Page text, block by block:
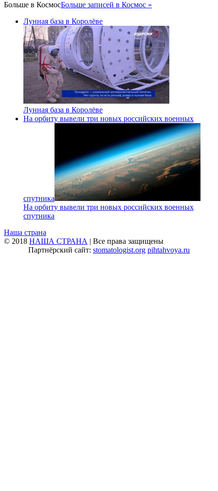
Больше в КосмосБольше записей в Космос »
Лунная база в Королёве
Лунная база в Королёве
На орбиту вывели три новых российских военных
спутника
На орбиту вывели три новых российских военных
спутника
Наша страна
© 2018 НАША СТРАНА | Все права защищены
Партнёрский сайт: stomatologist.org pihtahvoya.ru